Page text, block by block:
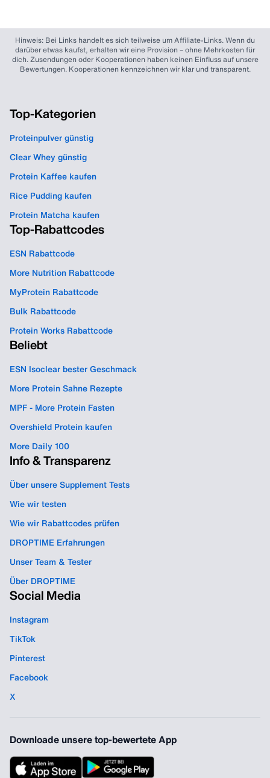
Hinweis: Bei Links handelt es sich teilweise um Affiliate-Links. Wenn du
darüber etwas kaufst, erhalten wir eine Provision – ohne Mehrkosten für
dich. Zusendungen oder Kooperationen haben keinen Einfluss auf unsere
Bewertungen. Kooperationen kennzeichnen wir klar und transparent.
Top-Kategorien
Proteinpulver günstig
Clear Whey günstig
Protein Kaffee kaufen
Rice Pudding kaufen
Protein Matcha kaufen
Top-Rabattcodes
ESN Rabattcode
More Nutrition Rabattcode
MyProtein Rabattcode
Bulk Rabattcode
Protein Works Rabattcode
Beliebt
ESN Isoclear bester Geschmack
More Protein Sahne Rezepte
MPF - More Protein Fasten
Overshield Protein kaufen
More Daily 100
Info & Transparenz
Über unsere Supplement Tests
Wie wir testen
Wie wir Rabattcodes prüfen
DROPTIME Erfahrungen
Unser Team & Tester
Über DROPTIME
Social Media
Instagram
TikTok
Pinterest
Facebook
X
Downloade unsere top-bewertete App